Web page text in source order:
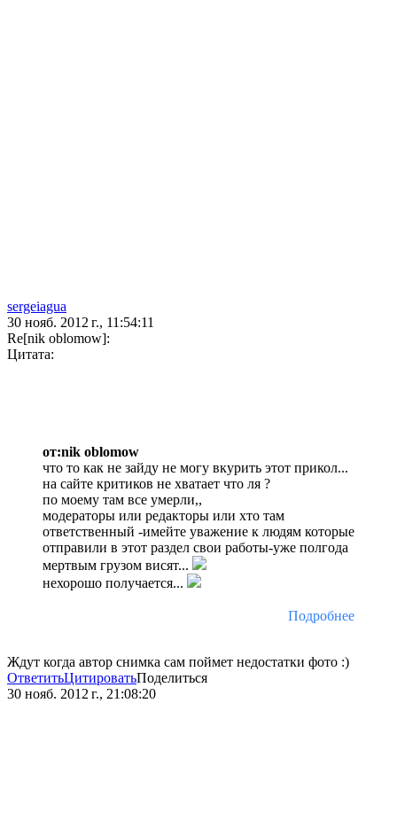
sergeiagua
30 нояб. 2012 г., 11:54:11
Re[nik oblomow]:
Цитата:
от:nik oblomow
что то как не зайду не могу вкурить этот прикол...
на сайте критиков не хватает что ля ?
по моему там все умерли,,
модераторы или редакторы или хто там
ответственный -имейте уважение к людям которые
отправили в этот раздел свои работы-уже полгода
мертвым грузом висят...
нехорошо получается...
Подробнее
Ждут когда автор снимка сам поймет недостатки фото :)
ОтветитьЦитироватьПоделиться
30 нояб. 2012 г., 21:08:20